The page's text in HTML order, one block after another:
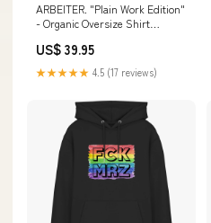
ARBEITER. "Plain Work Edition"
- Organic Oversize Shirt
US$ 39.95
★★★★★ 4.5 (17 reviews)